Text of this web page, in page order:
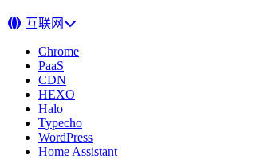
互联网
Chrome
PaaS
CDN
HEXO
Halo
Typecho
WordPress
Home Assistant